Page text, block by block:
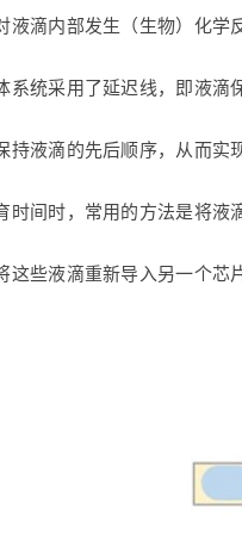
滴内部发生（生物）化学
统采用了延迟线，即液滴
持液滴的先后顺序，从而实
时间时，常用的方法是将
些液滴重新导入另一个芯